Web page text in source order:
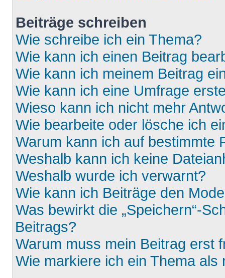
Beiträge schreiben
Wie schreibe ich ein Thema?
Wie kann ich einen Beitrag
Wie kann ich meinem Beitrag
Wie kann ich eine Umfrage
Wieso kann ich nicht mehr
Wie bearbeite oder lösche ich
Warum kann ich auf bestimmte
Weshalb kann ich keine
Weshalb wurde ich verwarnt?
Wie kann ich Beiträge den
Was bewirkt die „Speichern“-
Beitrags?
Warum muss mein Beitrag erst
Wie markiere ich ein Thema als